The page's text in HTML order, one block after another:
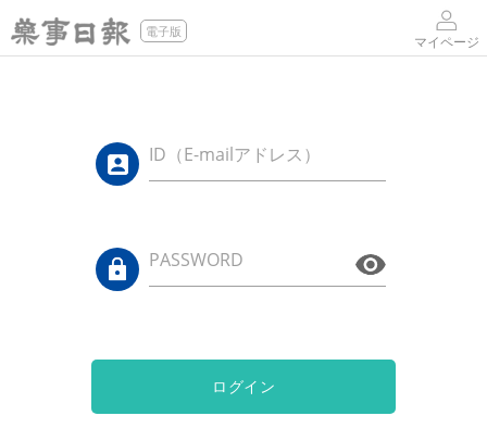
電子版
マイページ
ID（E-mailアドレス）
PASSWORD
ログイン